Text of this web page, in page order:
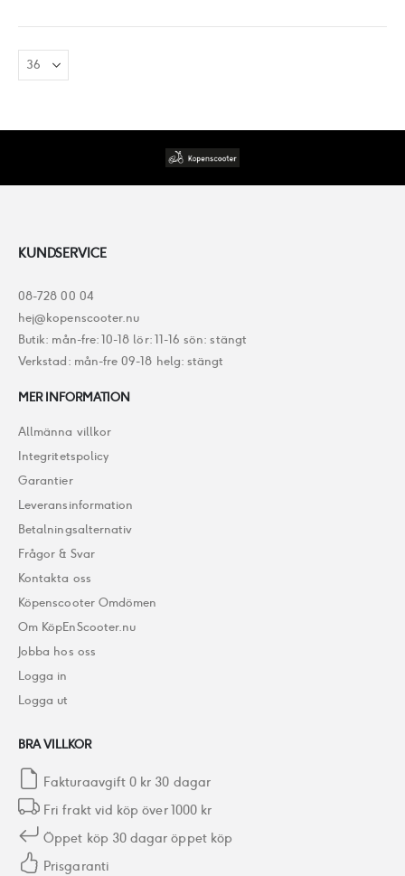
KUNDSERVICE
08-728 00 04
hej@kopenscooter.nu
Butik: mån-fre: 10-18 lör: 11-16 sön: stängt
Verkstad: mån-fre 09-18 helg: stängt
MER INFORMATION
Allmänna villkor
Integritetspolicy
Garantier
Leveransinformation
Betalningsalternativ
Frågor & Svar
Kontakta oss
Köpenscooter Omdömen
Om KöpEnScooter.nu
Jobba hos oss
Logga in
Logga ut
BRA VILLKOR
Fakturaavgift 0 kr 30 dagar
Fri frakt vid köp över 1000 kr
Öppet köp 30 dagar öppet köp
Prisgaranti